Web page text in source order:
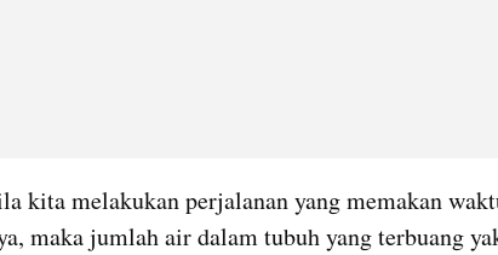
kita melakukan perjalanan yang memakan
maka jumlah air dalam tubuh yang terbuang